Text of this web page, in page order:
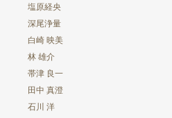
Suga-Pimps
塩原経央
深尾浄量
白崎 映美
林 雄介
帯津 良一
田中 真澄
石川 洋